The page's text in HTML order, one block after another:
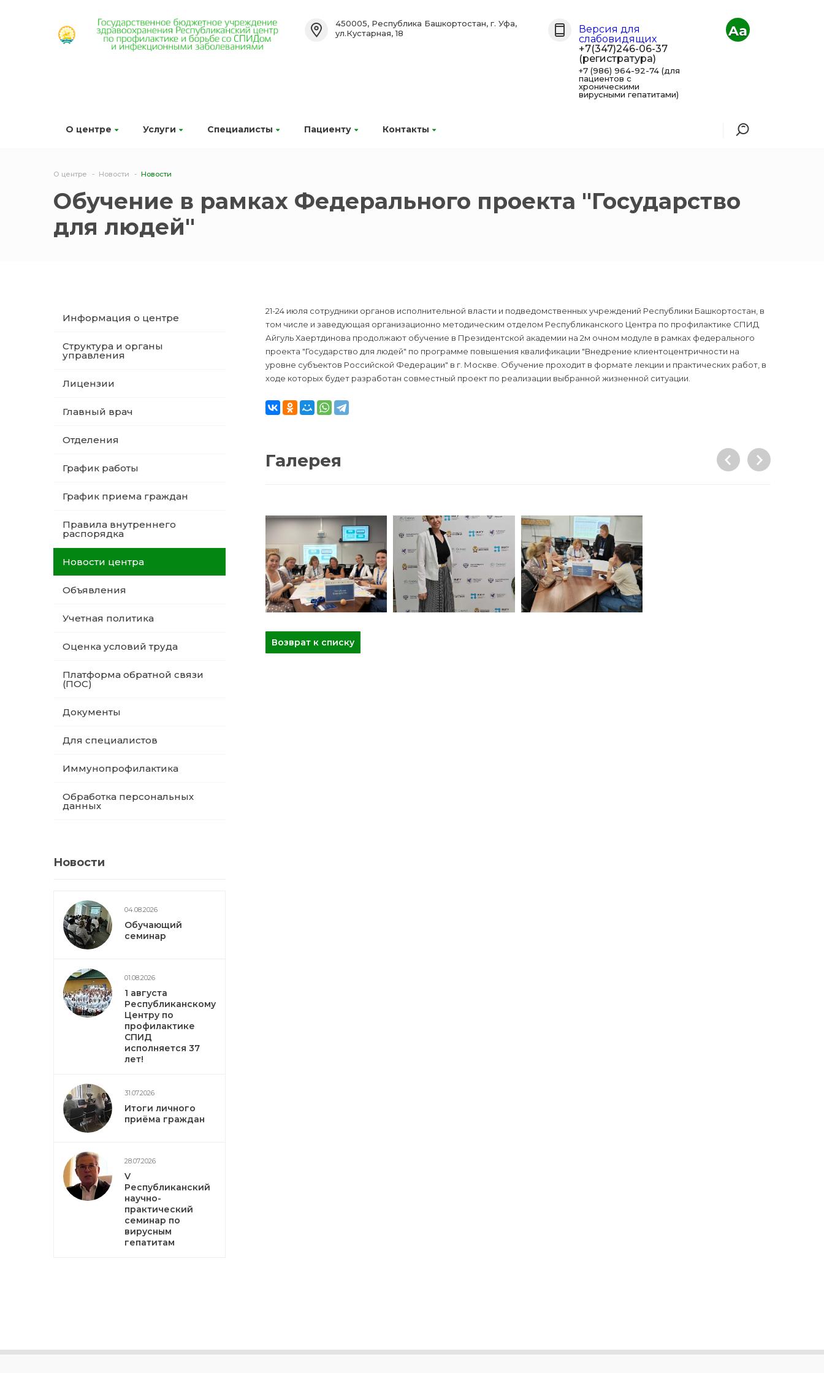
О центре Услуги Специалисты Пациенту Контакты
450005, Республика Башкортостан, г. Уфа,
ул.Кустарная, 18
Версия для
слабовидящих
+7(347)246-06-37
(регистратура)
+7 (986) 964-92-74 (для
пациентов с
хроническими
вирусными гепатитами)
Aa
О центре Новости Новости
Обучение в рамках Федерального проекта "Государство
для людей"
Информация о центре
Структура и органы
управления
Лицензии
Главный врач
Отделения
График работы
График приема граждан
Правила внутреннего
распорядка
Новости центра
Объявления
Учетная политика
Оценка условий труда
Платформа обратной связи
(ПОС)
Документы
Для специалистов
Иммунопрофилактика
Обработка персональных
данных
Новости
04.08.2026
Обучающий
семинар
01.08.2026
1 августа
Республиканскому
Центру по
профилактике
СПИД
исполняется 37
лет!
31.07.2026
Итоги личного
приёма граждан
28.07.2026
V
Республиканский
научно-
практический
семинар по
вирусным
гепатитам
21-24 июля сотрудники органов исполнительной власти и подведомственных учреждений Республики Башкортостан, в
том числе и заведующая организационно методическим отделом Республиканского Центра по профилактике СПИД
Айгуль Хаертдинова продолжают обучение в Президентской академии на 2м очном модуле в рамках федерального
проекта "Государство для людей" по программе повышения квалификации "Внедрение клиентоцентричности на
уровне субъектов Российской Федерации" в г. Москве. Обучение проходит в формате лекции и практических работ, в
ходе которых будет разработан совместный проект по реализации выбранной жизненной ситуации.
Галерея
Возврат к списку